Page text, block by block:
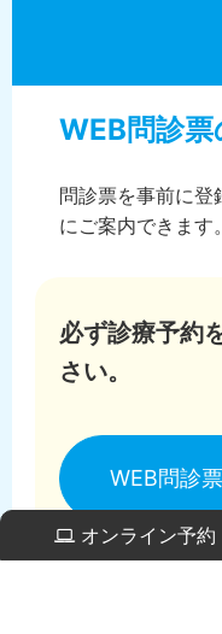
WEB問診
問診票を事前に登
にご案内できます。
必ず診療予約
さい。
WEB問診
オンライン予約